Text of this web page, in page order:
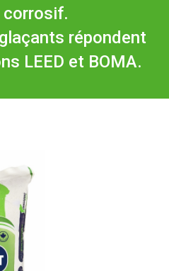
corrosif.
répondent
LEED et BOMA.